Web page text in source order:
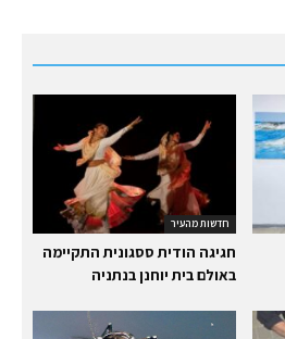
חדשות מהעיר
חגיגה הודית ססגונית התקיימה
באולם בית יוחנן בנתניה